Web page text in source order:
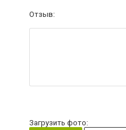
Отзыв:
Загрузить фото: